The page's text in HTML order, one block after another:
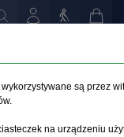
są przez
na urządzeniu